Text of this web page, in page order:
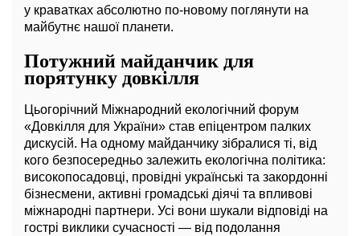
у краватках абсолютно по-новому поглянути на
майбутнє нашої планети.
Потужний майданчик для
порятунку довкілля
Цьогорічний Міжнародний екологічний форум
«Довкілля для України» став епіцентром палких
дискусій. На одному майданчику зібралися ті, від
кого безпосередньо залежить екологічна політика:
високопосадовці, провідні українські та закордонні
бізнесмени, активні громадські діячі та впливові
міжнародні партнери. Усі вони шукали відповіді на
гострі виклики сучасності — від подолання